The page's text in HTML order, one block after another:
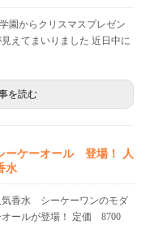
園からクリスマスプレゼン
えてまいりました 近日中に
を読む
ーケーオール 登場！ 人
水
気香水 シーケーワンのモダ
オールが登場！ 定価 8700